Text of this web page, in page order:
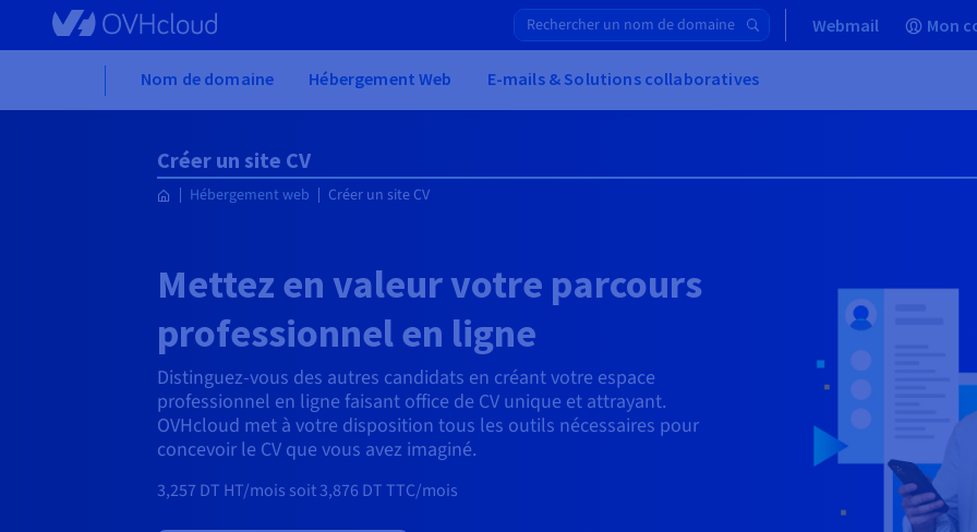
Skip to main content
Webmail Mon
Nom de domaine Hébergement Web E-mails & Solutions collaboratives
Créer un site CV
Hébergement web Créer un site CV
Mettez en valeur votre parcours
professionnel en ligne
Distinguez-vous des autres candidats en créant votre espace
professionnel en ligne faisant office de CV unique et attrayant.
OVHcloud met à votre disposition tous les outils nécessaires pour
concevoir le CV que vous avez imaginé.
3,257 DT HT/mois soit3,876 DTTTC/mois